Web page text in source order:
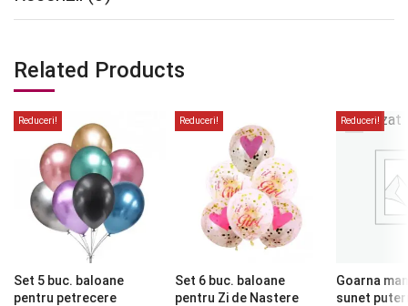
Related Products
Reduceri!
Set 5 buc. baloane
pentru petrecere
Reduceri!
Set 6 buc. baloane
pentru Zi de Nastere
Reduceri!
epuizat
Goarna
sunet